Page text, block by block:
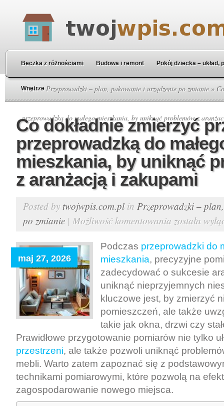
Beczka z różnościami Budowa i remont Pokój dziecka – układ,
Wnętrze
Home»Przeprowadzki – plan, pakowanie i urządzenie po zmianie »
przeprowadzką do małego mieszkania, by uniknąć problemów z
Co dokładnie zmierzyć
przeprowadzką do
mieszkania, by uniknąć
z aranżacją i zakupami
Posted by twojwpis.com.plin Przeprowadzki –
po zmianie | Możliwość komentowania Co
dokładnie
zmierzyć
przeprowadzką
małego
mieszkania,
by
uniknąć
problemów
z
aranżacją
i
została
maj 27, 2026
Podczas przeprowadzki do
mieszkania, precyzyjne
zadecydować o sukcesie
uniknąć nieprzyjemnych
kluczowe jest, by zmierzyć
pomieszczeń, ale także
takie jak okna, drzwi czy
Prawidłowe przygotowanie pomiarów nie tylko
przestrzeni, ale także pozwoli uniknąć
mebli. Warto zatem zapoznać się z
technikami pomiarowymi, które pozwolą na
zagospodarowanie nowego miejsca.